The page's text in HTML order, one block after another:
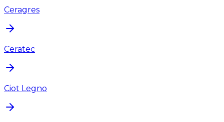
Ceragres
Ceratec
Ciot Legno